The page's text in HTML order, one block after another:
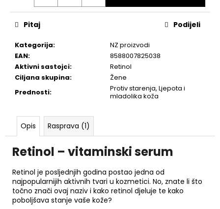
Kategorija:
NZ proizvodi
EAN:
8588007825038
Aktivni sastojci:
Retinol
Ciljana skupina:
Žene
Prednosti:
Protiv starenja, Ljepota i
mladolika koža
Pitaj Podijeli
Opis Rasprava (1)
Retinol – vitaminski serum
Retinol je posljednjih godina postao jedna od
najpopularnijih aktivnih tvari u kozmetici. No, znate li što
točno znači ovaj naziv i kako retinol djeluje te kako
poboljšava stanje vaše kože?